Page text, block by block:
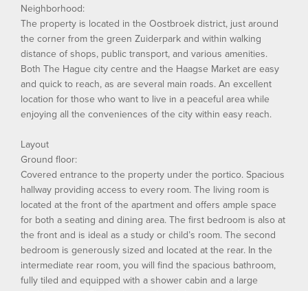
Neighborhood:
The property is located in the Oostbroek district, just around
the corner from the green Zuiderpark and within walking
distance of shops, public transport, and various amenities.
Both The Hague city centre and the Haagse Market are easy
and quick to reach, as are several main roads. An excellent
location for those who want to live in a peaceful area while
enjoying all the conveniences of the city within easy reach.
Layout
Ground floor:
Covered entrance to the property under the portico. Spacious
hallway providing access to every room. The living room is
located at the front of the apartment and offers ample space
for both a seating and dining area. The first bedroom is also at
the front and is ideal as a study or child’s room. The second
bedroom is generously sized and located at the rear. In the
intermediate rear room, you will find the spacious bathroom,
fully tiled and equipped with a shower cabin and a large